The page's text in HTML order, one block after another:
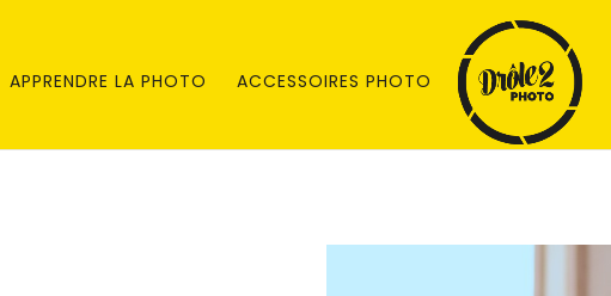
APPRENDRE LA PHOTO ACCESSOIRES PHOTO